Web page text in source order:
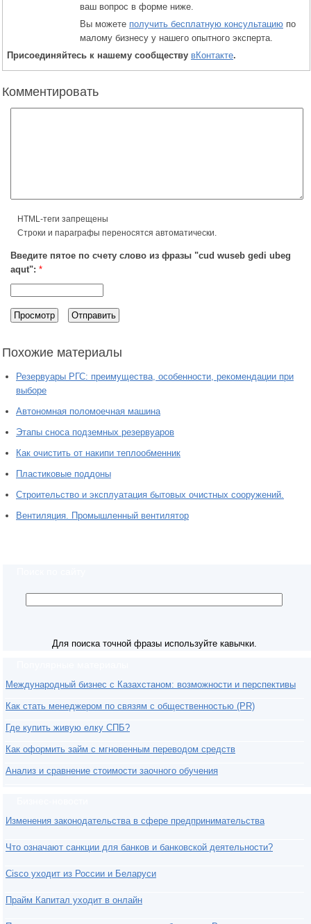
ваш вопрос в форме ниже.
Вы можете получить бесплатную консультацию по
малому бизнесу у нашего опытного эксперта.
Присоединяйтесь к нашему сообществу вКонтакте.
Комментировать
HTML-теги запрещены
Строки и параграфы переносятся автоматически.
Введите пятое по счету слово из фразы "cud wuseb gedi ubeg
aqut": *
Похожие материалы
Резервуары РГС: преимущества, особенности, рекомендации при
выборе
Автономная поломоечная машина
Этапы сноса подземных резервуаров
Как очистить от накипи теплообменник
Пластиковые поддоны
Строительство и эксплуатация бытовых очистных сооружений.
Вентиляция. Промышленный вентилятор
Для поиска точной фразы используйте кавычки.
Международный бизнес с Казахстаном: возможности и перспективы
Как стать менеджером по связям с общественностью (PR)
Где купить живую елку СПБ?
Как оформить займ с мгновенным переводом средств
Анализ и сравнение стоимости заочного обучения
Изменения законодательства в сфере предпринимательства
Что означают санкции для банков и банковской деятельности?
Cisco уходит из России и Беларуси
Прайм Капитал уходит в онлайн